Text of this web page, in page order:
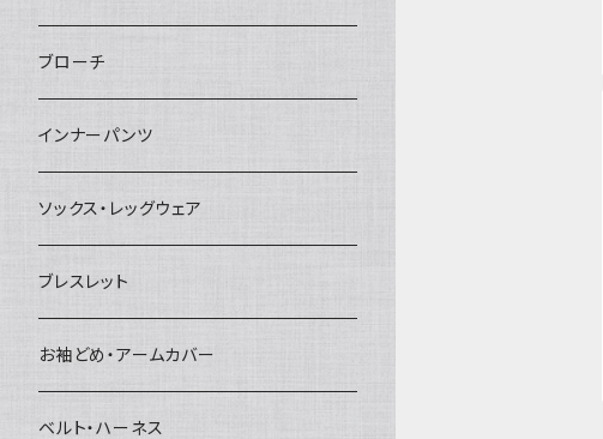
ヘアゴム
簪
ブローチ
インナーパンツ
ソックス・レッグウェア
ブレスレット
お袖どめ・アームカバー
ベルト・ハーネス